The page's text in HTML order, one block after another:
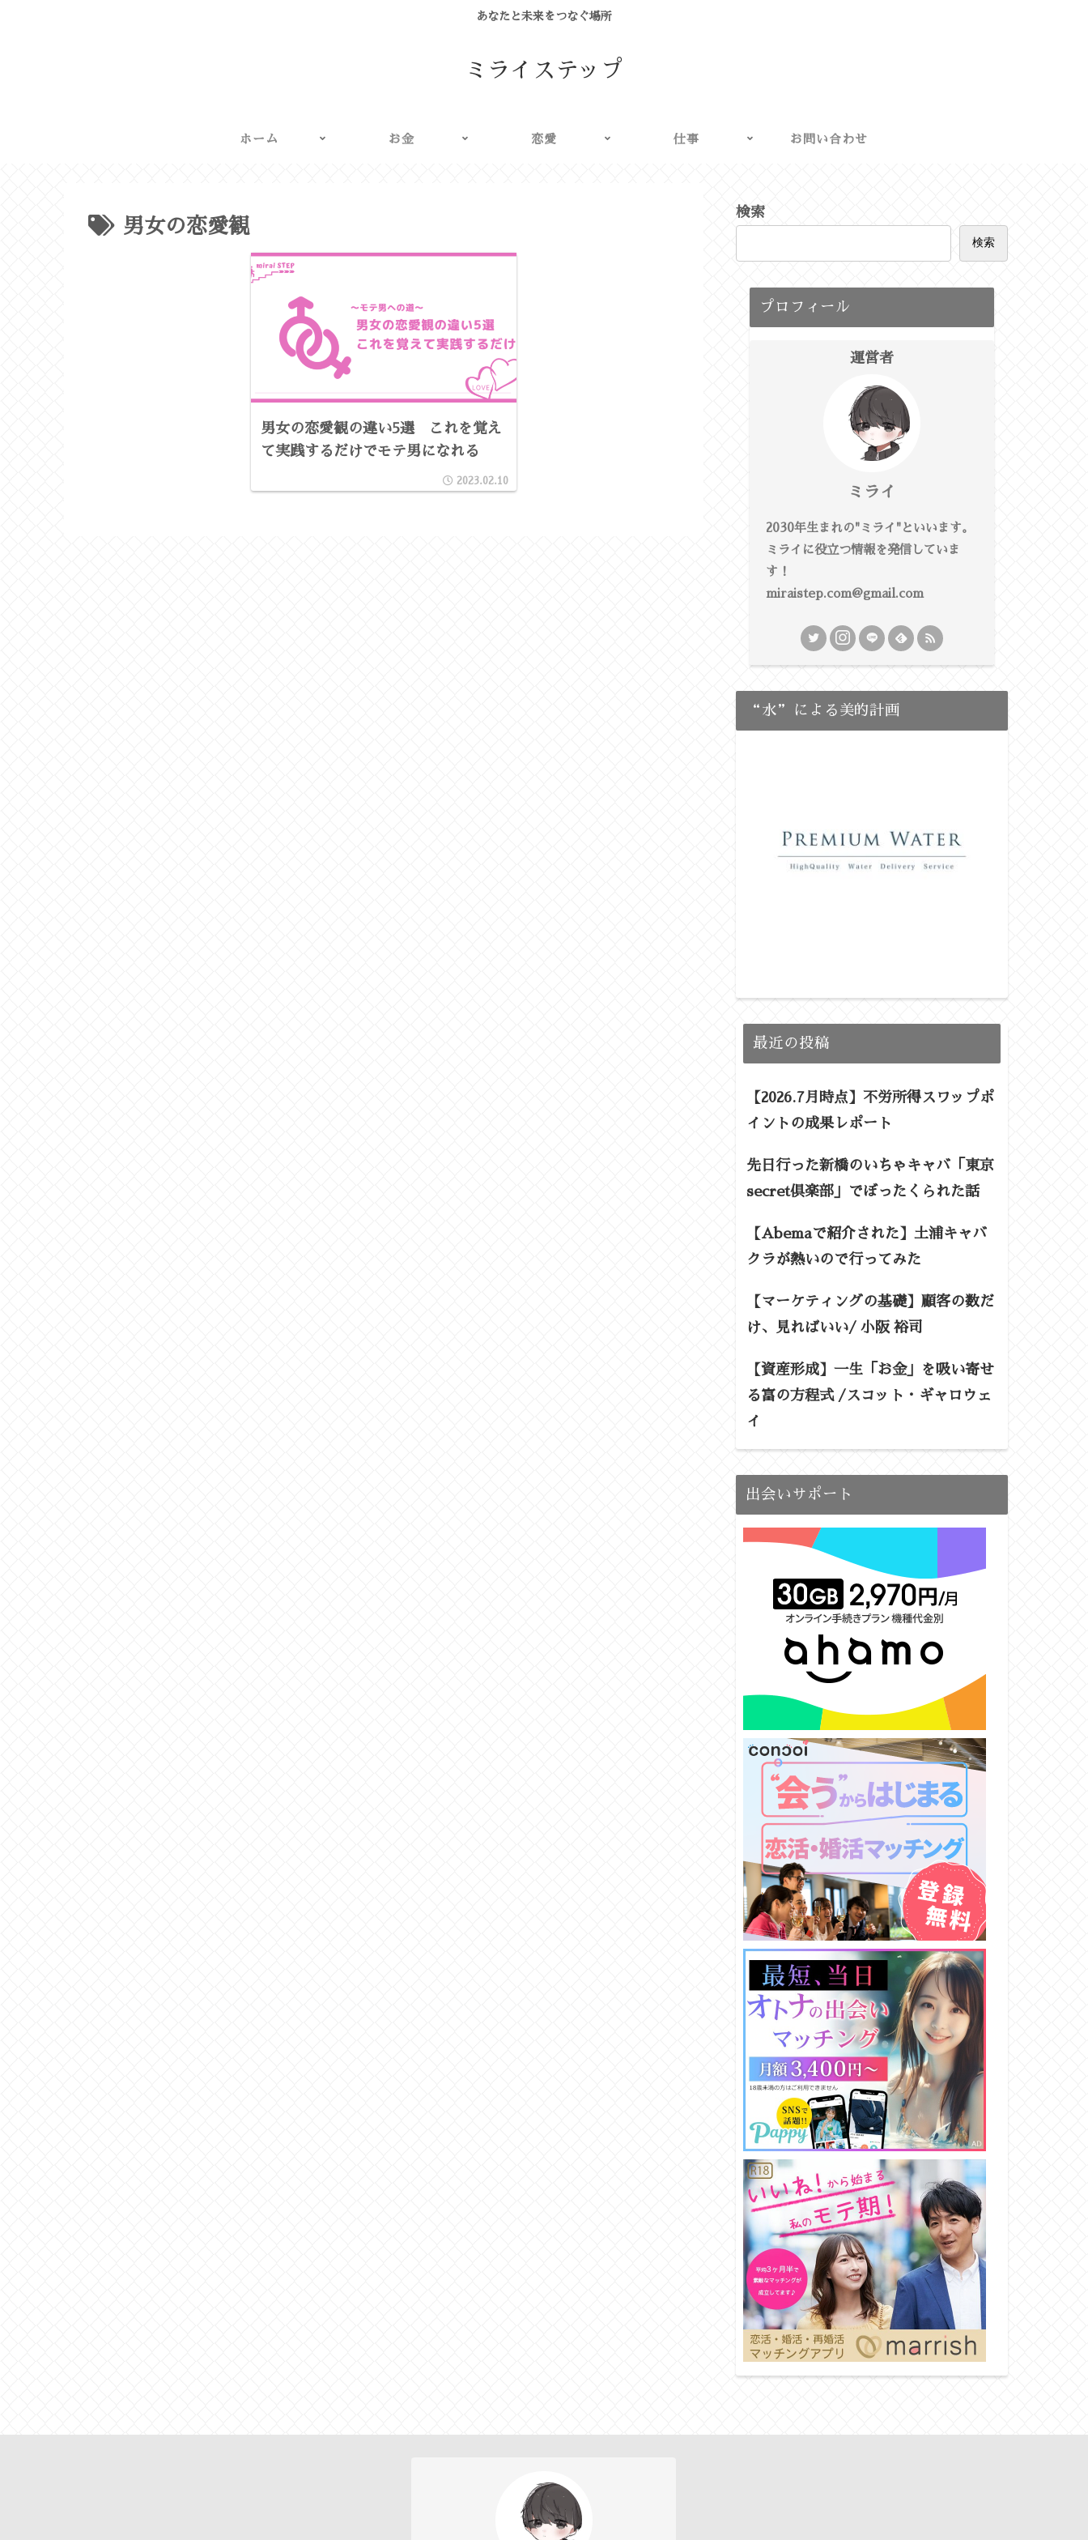
あなたと未来をつなぐ場所
ミライステップ
ホーム お金 恋愛 仕事 お問い合わせ
男女の恋愛観
男女の恋愛観の違い5選 これを覚え
て実践するだけでモテ男になれる
2023.02.10
検索
検索
プロフィール
運営者
ミライ
2030年生まれの"ミライ"といいます。
ミライに役立つ情報を発信していま
す！
miraistep.com@gmail.com
“水”による美的計画
最近の投稿
【2026.7月時点】不労所得スワップポ
イントの成果レポート
先日行った新橋のいちゃキャバ「東京
secret倶楽部」でぼったくられた話
【Abemaで紹介された】土浦キャバ
クラが熱いので行ってみた
【マーケティングの基礎】顧客の数だ
け、見ればいい/ 小阪 裕司
【資産形成】一生「お金」を吸い寄せ
る富の方程式 /スコット・ギャロウェ
イ
出会いサポート